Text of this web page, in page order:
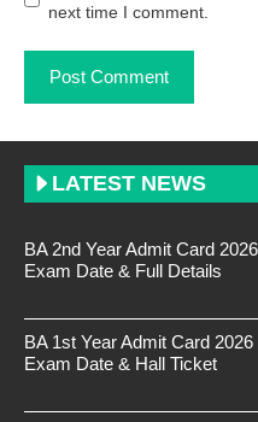
next time I comment.
LATEST NEWS
BA 2nd Year Admit Card
Exam Date & Full Details
BA 1st Year Admit Card
Exam Date & Hall Ticket